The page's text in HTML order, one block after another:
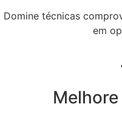
Domine técnicas
em